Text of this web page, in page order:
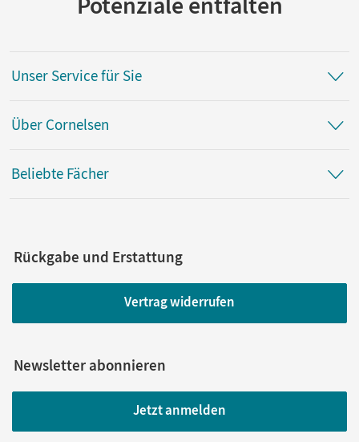
Unser Service für Sie
Über Cornelsen
Beliebte Fächer
Rückgabe und Erstattung
Vertrag widerrufen
Newsletter abonnieren
Jetzt anmelden